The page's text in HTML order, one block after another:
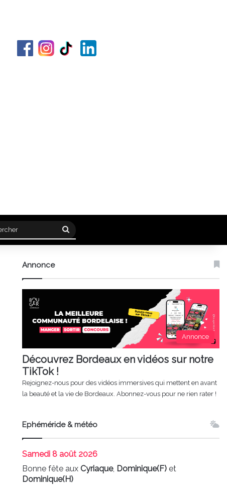
Rechercher
Annonce
Annonce
Découvrez Bordeaux en vidéos sur notre
TikTok !
Rejoignez-nous pour des vidéos immersives qui mettent en avant
la beauté et la vie de Bordeaux. Abonnez-vous pour ne rien rater !
Ephéméride & météo
Samedi 8 août 2026
Bonne fête auxCyriaque, Dominique(F) et
Dominique(H)